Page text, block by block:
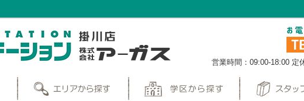
営業時間：09:00-18:00 定